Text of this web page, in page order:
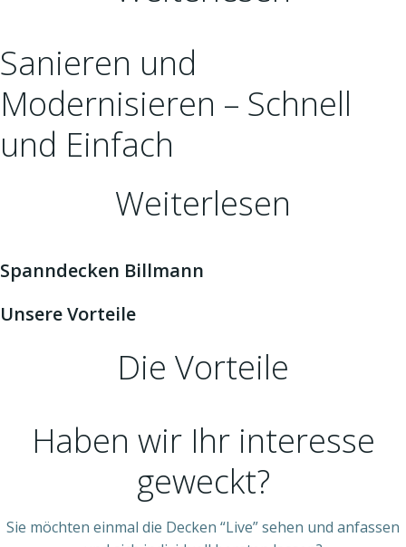
Sanieren und
Modernisieren – Schnell
und Einfach
Weiterlesen
Spanndecken Billmann
Unsere Vorteile
Die Vorteile
Haben wir Ihr interesse
geweckt?
Sie möchten einmal die Decken “Live” sehen und anfassen